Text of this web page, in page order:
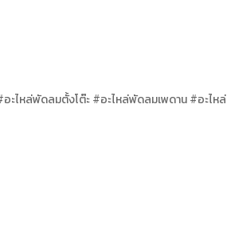
ไหล่พัดลมตั้งโต๊ะ #อะไหล่พัดลมเพดาน #อะไหล่